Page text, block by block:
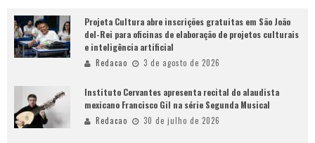
Projeta Cultura abre inscrições gratuitas em São João
del-Rei para oficinas de elaboração de projetos culturais
e inteligência artificial
Redacao 3 de agosto de 2026
Instituto Cervantes apresenta recital do alaudista
mexicano Francisco Gil na série Segunda Musical
Redacao 30 de julho de 2026